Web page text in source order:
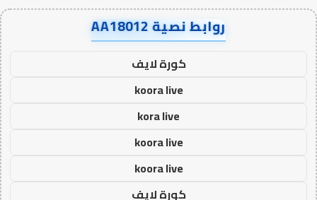
روابط نصية AA18012
كورة لايف
koora live
kora live
koora live
koora live
كورة لايف